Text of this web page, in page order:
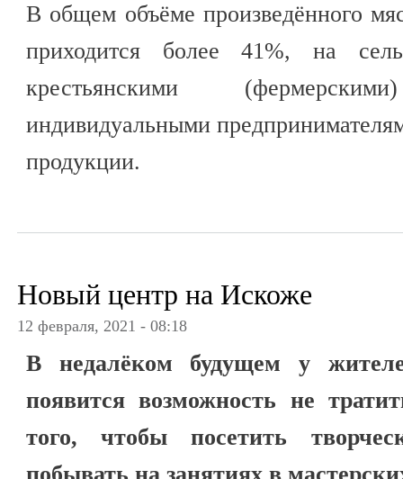
В общем объёме произведённого
приходится более 41%, на
крестьянскими
индивидуальными
продукции.
Новый центр на Искоже
12 февраля, 2021 - 08:18
В недалёком будущем у
появится возможность не
того, чтобы посетить